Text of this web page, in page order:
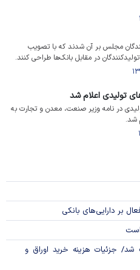
مجلس بر آن شدند که با تصویب
در مقابل بانک‌ها طراحی کنند.
تولیدی اعلام شد
در نامه وزیر صنعت، معدن و تجارت به
شد.
بر دارایی‌های بانکی
جزئیات هزینه خرید اوراق و